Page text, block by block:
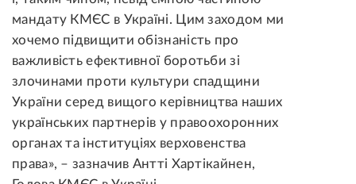
мандату КМЄС в Україні. Цим заходом ми
хочемо підвищити обізнаність про
важливість ефективної боротьби зі
злочинами проти культури спадщини
України серед вищого керівництва наших
українських партнерів у правоохоронних
органах та інституціях верховенства
права», – зазначив Антті Хартікайнен,